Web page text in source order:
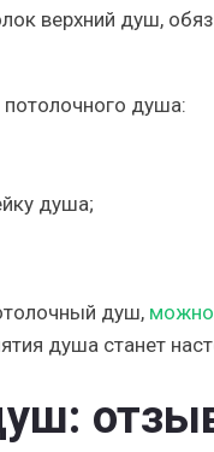
верхний душ,
душа:
душа;
душ, можно
душа станет